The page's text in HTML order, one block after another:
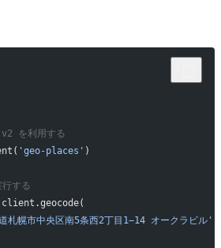
を利用する
'geo-places' )
する
札幌市中央区南5条西2丁目1−14 オークラビル'